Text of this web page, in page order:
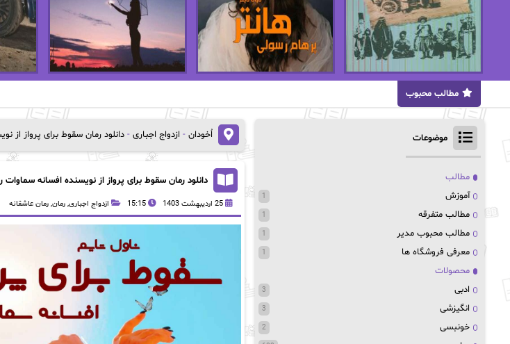
مطالب محبوب
اُخودان - ازدواج اجباری - دانلود رمان سقوط برای پرواز از
دانلود رمان سقوط برای پرواز از نویسنده افسانه سماوات
25 اردیبهشت 1403 15:15 ازدواج اجباری, رمان, رمان عاشقانه
موضوعات
مطالب
آموزش
1
مطالب متفرقه 1
مطالب محبوب مدیر 1
معرفی فروشگاه ها 1
محصولات
ادبی
3
انگیزشی 3
خونبسی 2